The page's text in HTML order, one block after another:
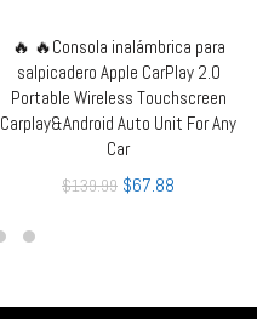
LEER MÁS
🔥 🔥Consola inalámbrica para
salpicadero Apple CarPlay 2.0
Portable Wireless Touchscreen
Carplay&Android Auto Unit For Any
Car
$139.99 $67.88